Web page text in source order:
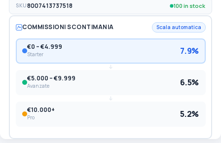
SKU8007413737518 100 in stock
COMMISSIONI SCONTIMANIA Scala automatica
€0 – €4.999
Starter 7.9%
€5.000 – €9.999
Avanzate 6.5%
€10.000+
Pro 5.2%